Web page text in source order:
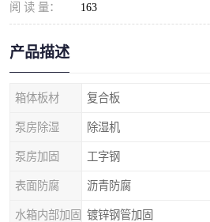
阅 读 量： 163
产品描述
箱体板材 复合板
泵房除湿 除湿机
泵房加固 工字钢
表面防腐 沥青防腐
水箱内部加固 镀锌钢管加固